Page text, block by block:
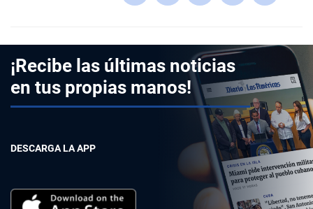
¡Recibe las últimas noticias
en tus propias manos!
DESCARGA LA APP